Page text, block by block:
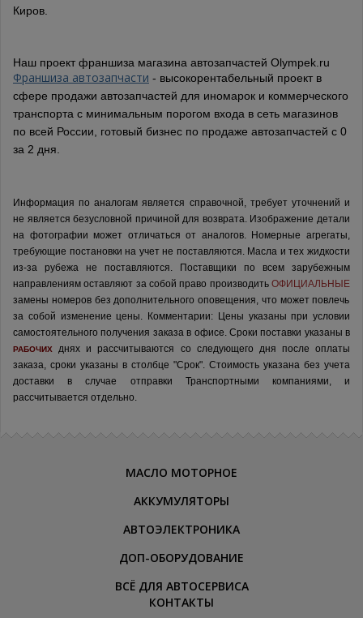
Киров.
Наш проект франшиза магазина автозапчастей Olympek.ru
Франшиза автозапчасти - высокорентабельный проект в
сфере продажи автозапчастей для иномарок и коммерческого
транспорта с минимальным порогом входа в сеть магазинов
по всей России, готовый бизнес по продаже автозапчастей с 0
за 2 дня.
Информация по аналогам является справочной, требует уточнений и
не является безусловной причиной для возврата. Изображение детали
на фотографии может отличаться от аналогов. Номерные агрегаты,
требующие постановки на учет не поставляются. Масла и тех жидкости
из-за рубежа не поставляются.
Поставщики по всем зарубежным
направлениям оставляют за собой право производить ОФИЦИАЛЬНЫЕ
замены номеров без дополнительного оповещения, что может повлечь
за собой изменение цены. Комментарии: Цены указаны при условии
самостоятельного получения заказа в офисе. Сроки поставки указаны в
РАБОЧИХ
днях и рассчитываются со следующего дня после оплаты
заказа, сроки указаны в столбце "Срок". Стоимость указана без учета
доставки в случае отправки Транспортными компаниями, и
рассчитывается отдельно.
МАСЛО МОТОРНОЕ
АККУМУЛЯТОРЫ
АВТОЭЛЕКТРОНИКА
ДОП-ОБОРУДОВАНИЕ
ВСЁ ДЛЯ АВТОСЕРВИСА
КОНТАКТЫ